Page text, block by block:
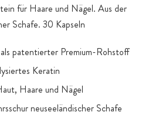
für Haare und Nägel. Aus der
Schafe. 30 Kapseln
patentierter Premium-Rohstoff
Keratin
Haare und Nägel
neuseeländischer Schafe